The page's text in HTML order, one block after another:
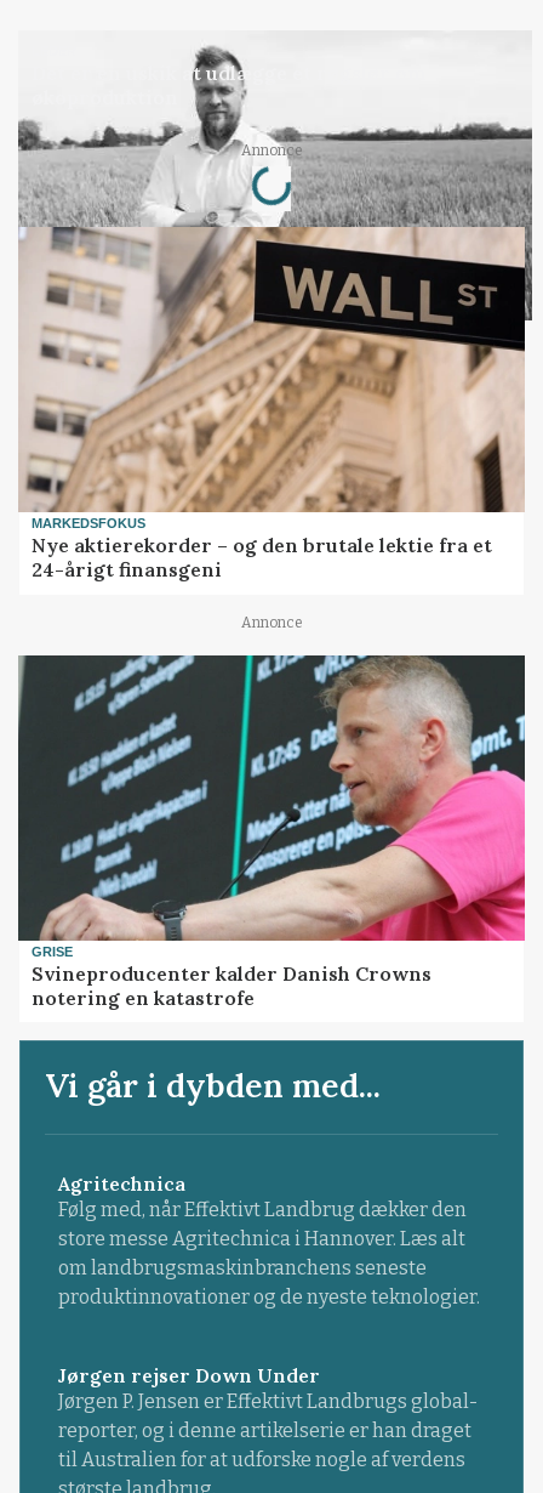
Det er en uskik at udlægge et røgslør om
Annonce
Loading...
MARKEDSFOKUS
Nye aktierekorder – og den brutale lektie fra et
24-årigt finansgeni
Annonce
GRISE
Svineproducenter kalder Danish Crowns
notering en katastrofe
Vi går i dybden med...
Agritechnica
Følg med, når Effektivt Landbrug dækker den
store messe Agritechnica i Hannover. Læs alt
om landbrugsmaskinbranchens seneste
produktinnovationer og de nyeste teknologier.
Jørgen rejser Down Under
Jørgen P. Jensen er Effektivt Landbrugs global-
reporter, og i denne artikelserie er han draget
til Australien for at udforske nogle af verdens
største landbrug.